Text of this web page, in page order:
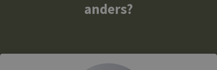
anders?